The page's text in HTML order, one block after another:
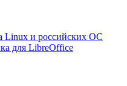
Linux и российских ОС
для LibreOffice